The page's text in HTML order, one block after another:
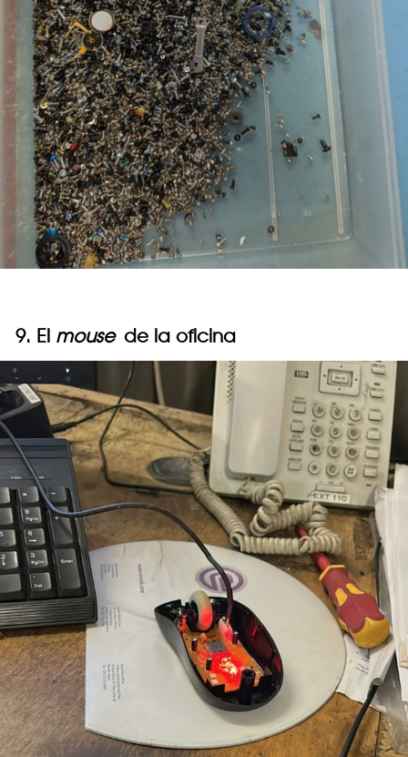
9. El mouse de la oficina